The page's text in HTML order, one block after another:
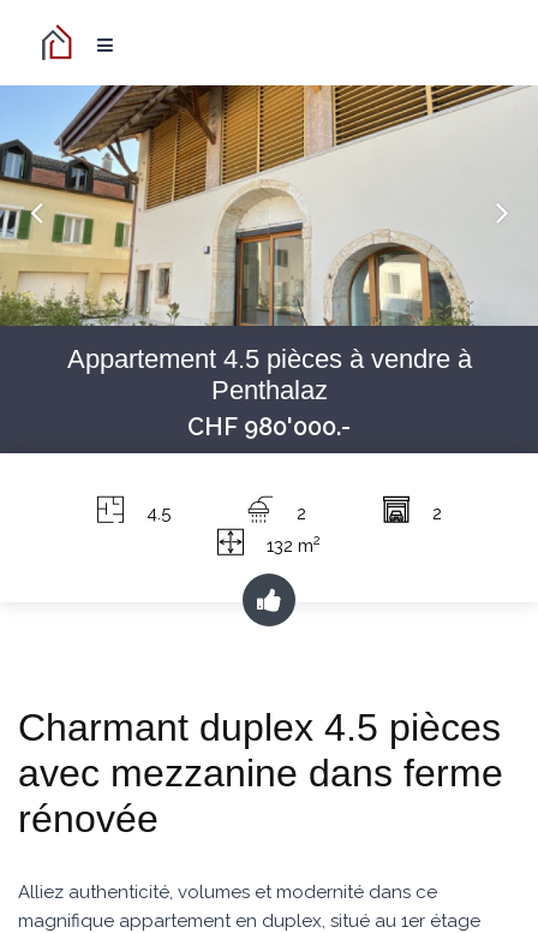
Appartement 4.5 pièces à vendre à
Penthalaz
CHF 980'000.-
4.5 2
2
132 m2
Charmant duplex 4.5 pièces
avec mezzanine dans ferme
rénovée
Alliez authenticité, volumes et modernité dans ce
magnifique appartement en duplex, situé au 1er étage